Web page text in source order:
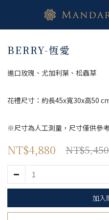
BERRY-恆愛
進口玫瑰、尤加利葉、松蟲草
花禮尺寸：約長45x寬30x高50
※尺寸為人工測量，尺寸僅供參
NT$4,880 NT$5,450
加入